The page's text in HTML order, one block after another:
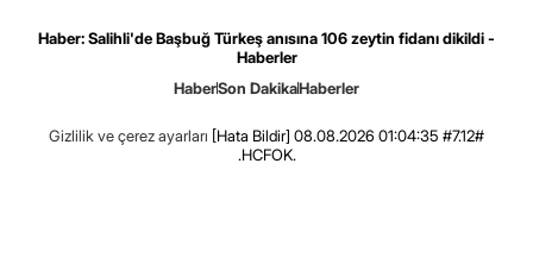
Haber: Salihli'de Başbuğ Türkeş anısına 106 zeytin fidanı dikildi -
Haberler
HaberSon DakikaHaberler
Gizlilik ve çerez ayarları [Hata Bildir] 08.08.2026 01:04:35 #7.12#
.HCFOK.